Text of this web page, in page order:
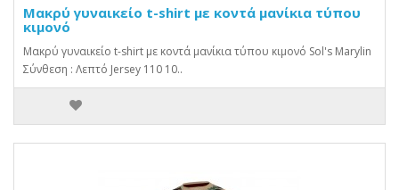
Μακρύ γυναικείο t-shirt με κοντά μανίκια τύπου
κιμονό
Μακρύ γυναικείο t-shirt με κοντά μανίκια τύπου κιμονό Sol's Marylin
Σύνθεση : Λεπτό Jersey 110 10..